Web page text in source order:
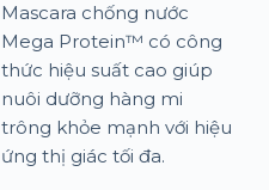
Mascara chống nước
Mega Protein™ có công
thức hiệu suất cao giúp
nuôi dưỡng hàng mi
trông khỏe mạnh với hiệu
ứng thị giác tối đa.